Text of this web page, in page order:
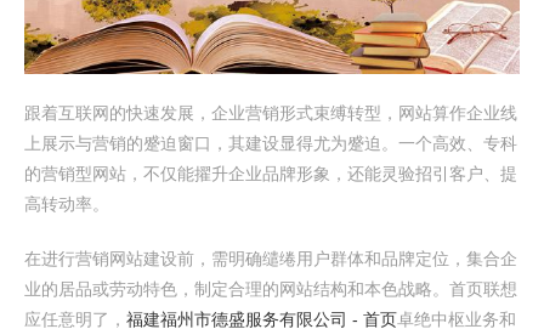
跟着互联网的快速发展，企业营销形式束缚转型，网站算作企业线
上展示与营销的蹙迫窗口，其建设显得尤为蹙迫。一个高效、专科
的营销型网站，不仅能擢升企业品牌形象，还能灵验招引客户、提
高转动率。
在进行营销网站建设前，需明确缱绻用户群体和品牌定位，集合企
业的居品或劳动特色，制定合理的网站结构和本色战略。首页联想
应任意明了， 福建福州市德盛服务有限公司 - 首页卓绝中枢业务和